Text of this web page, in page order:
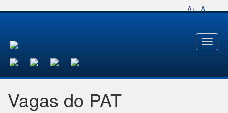
A+ A-
Toggle
Vagas do PAT